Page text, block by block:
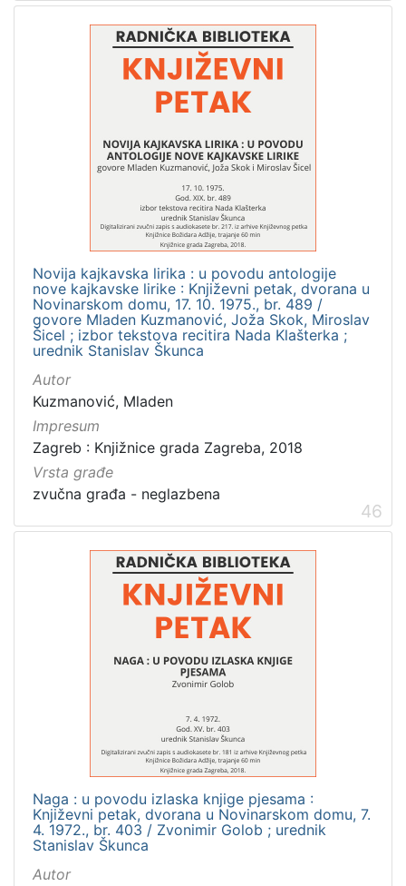
Novija kajkavska lirika : u povodu antologije
nove kajkavske lirike : Književni petak, dvorana u
Novinarskom domu, 17. 10. 1975., br. 489 /
govore Mladen Kuzmanović, Joža Skok, Miroslav
Šicel ; izbor tekstova recitira Nada Klašterka ;
urednik Stanislav Škunca
Autor
Kuzmanović, Mladen
Impresum
Zagreb : Knjižnice grada Zagreba, 2018
Vrsta građe
zvučna građa - neglazbena
46
Naga : u povodu izlaska knjige pjesama :
Književni petak, dvorana u Novinarskom domu, 7.
4. 1972., br. 403 / Zvonimir Golob ; urednik
Stanislav Škunca
Autor